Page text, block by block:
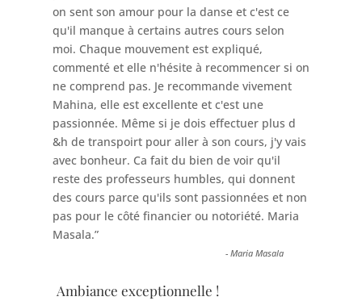
on sent son amour pour la danse et c'est ce
qu'il manque à certains autres cours selon
moi. Chaque mouvement est expliqué,
commenté et elle n'hésite à recommencer si on
ne comprend pas. Je recommande vivement
Mahina, elle est excellente et c'est une
passionnée. Même si je dois effectuer plus d
&h de transpoirt pour aller à son cours, j'y vais
avec bonheur. Ca fait du bien de voir qu'il
reste des professeurs humbles, qui donnent
des cours parce qu'ils sont passionnées et non
pas pour le côté financier ou notoriété. Maria
Masala.”
-Maria Masala
Ambiance exceptionnelle !